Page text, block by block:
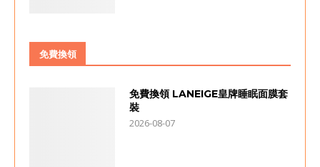
免費換領
免費換領 LANEIGE皇牌睡眠面膜套
裝
2026-08-07